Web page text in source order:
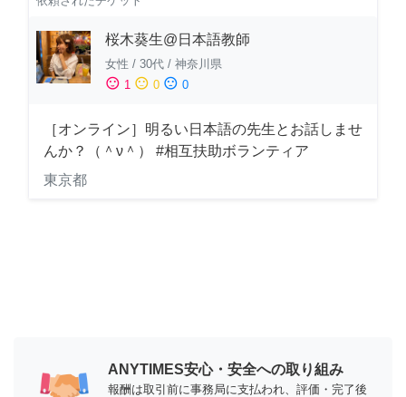
桜木葵生@日本語教師
女性 / 30代 / 神奈川県
sentiment_satisfied 1 sentiment_neutral 0 sentiment_dissatisfied 0
［オンライン］明るい日本語の先生とお話しませ
んか？（＾ν＾） #相互扶助ボランティア
東京都
ANYTIMES安心・安全への取り組み
報酬は取引前に事務局に支払われ、評価・完了後